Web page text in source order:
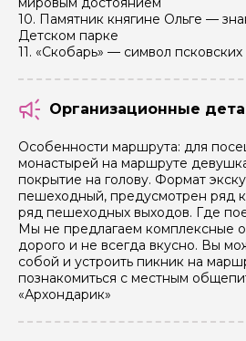
10. Памятник княгине Ольге —
Детском парке
11. «Скобарь» — символ
Организационные
Особенности маршрута: для
монастырей на маршруте
покрытие на голову. Формат
пешеходный, предусмотрен ряд
ряд пешеходных выходов. Где
Мы не предлагаем комплексные
дорого и не всегда вкусно. Вы
собой и устроить пикник на
познакомиться с местным
«Архондарик»